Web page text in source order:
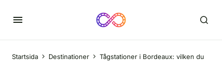
Startsida Destinationer
Tågstationer i Bordeaux: vilken du